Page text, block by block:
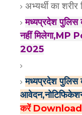
अभ्यर्थी का
मध्यप्रदेश पुलिस
नहीं
2025
मध्यप्रदेश पुलिस
करें